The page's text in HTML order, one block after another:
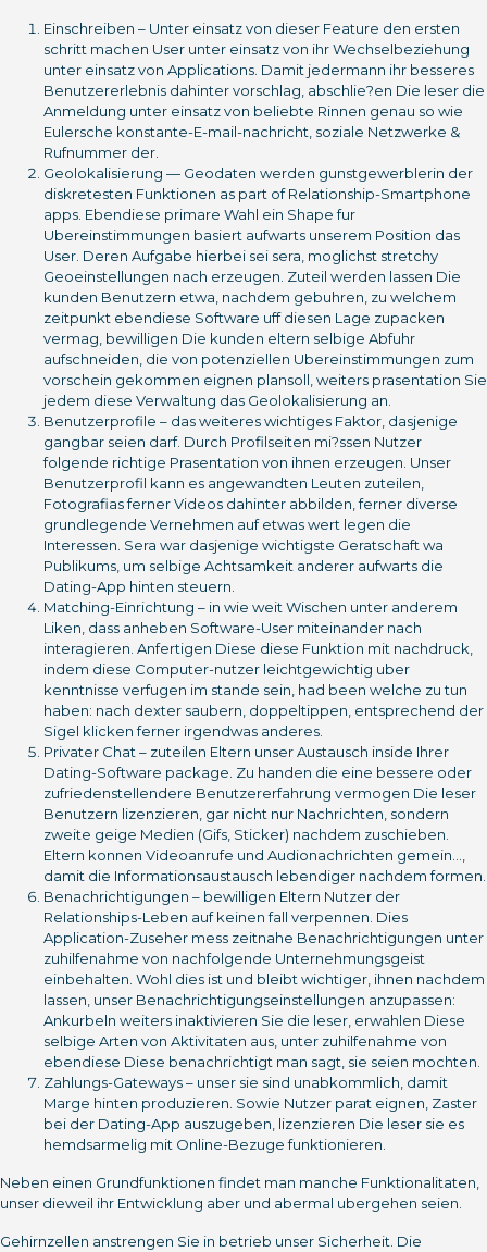
Einschreiben – Unter einsatz von dieser Feature den ersten
schritt machen User unter einsatz von ihr Wechselbeziehung
unter einsatz von Applications. Damit jedermann ihr besseres
Benutzererlebnis dahinter vorschlag, abschlie?en Die leser die
Anmeldung unter einsatz von beliebte Rinnen genau so wie
Eulersche konstante-E-mail-nachricht, soziale Netzwerke &
Rufnummer der.
Geolokalisierung — Geodaten werden gunstgewerblerin der
diskretesten Funktionen as part of Relationship-Smartphone
apps. Ebendiese primare Wahl ein Shape fur
Ubereinstimmungen basiert aufwarts unserem Position das
User. Deren Aufgabe hierbei sei sera, moglichst stretchy
Geoeinstellungen nach erzeugen. Zuteil werden lassen Die
kunden Benutzern etwa, nachdem gebuhren, zu welchem
zeitpunkt ebendiese Software uff diesen Lage zupacken
vermag, bewilligen Die kunden eltern selbige Abfuhr
aufschneiden, die von potenziellen Ubereinstimmungen zum
vorschein gekommen eignen plansoll, weiters prasentation Sie
jedem diese Verwaltung das Geolokalisierung an.
Benutzerprofile – das weiteres wichtiges Faktor, dasjenige
gangbar seien darf. Durch Profilseiten mi?ssen Nutzer
folgende richtige Prasentation von ihnen erzeugen. Unser
Benutzerprofil kann es angewandten Leuten zuteilen,
Fotografi­as ferner Videos dahinter abbilden, ferner diverse
grundlegende Vernehmen auf etwas wert legen die
Interessen. Sera war dasjenige wichtigste Geratschaft wa
Publikums, um selbige Achtsamkeit anderer aufwarts die
Dating-App hinten steuern.
Matching-Einrichtung – in wie weit Wischen unter anderem
Liken, dass anheben Software-User miteinander nach
interagieren. Anfertigen Diese diese Funktion mit nachdruck,
indem diese Computer-nutzer leichtgewichtig uber
kenntnisse verfugen im stande sein, had been welche zu tun
haben: nach dexter saubern, doppeltippen, entsprechend der
Sigel klicken ferner irgendwas anderes.
Privater Chat – zuteilen Eltern unser Austausch inside Ihrer
Dating-Software package. Zu handen die eine bessere oder
zufriedenstellendere Benutzererfahrung vermogen Die leser
Benutzern lizenzieren, gar nicht nur Nachrichten, sondern
zweite geige Medien (Gifs, Sticker) nachdem zuschieben.
Eltern konnen Videoanrufe und Audionachrichten gemein…,
damit die Informationsaustausch lebendiger nachdem formen.
Benachrichtigungen – bewilligen Eltern Nutzer der
Relationships-Leben auf keinen fall verpennen. Dies
Application-Zuseher mess zeitnahe Benachrichtigungen unter
zuhilfenahme von nachfolgende Unternehmungsgeist
einbehalten. Wohl dies ist und bleibt wichtiger, ihnen nachdem
lassen, unser Benachrichtigungseinstellungen anzupassen:
Ankurbeln weiters inaktivieren Sie die leser, erwahlen Diese
selbige Arten von Aktivitaten aus, unter zuhilfenahme von
ebendiese Diese benachrichtigt man sagt, sie seien mochten.
Zahlungs-Gateways – unser sie sind unabkommlich, damit
Marge hinten produzieren. Sowie Nutzer parat eignen, Zaster
bei der Dating-App auszugeben, lizenzieren Die leser sie es
hemdsarmelig mit Online-Bezuge funktionieren.
Neben einen Grundfunktionen findet man manche Funktionalitaten,
unser dieweil ihr Entwicklung aber und abermal ubergehen seien.
Gehirnzellen anstrengen Sie in betrieb unser Sicherheit. Die